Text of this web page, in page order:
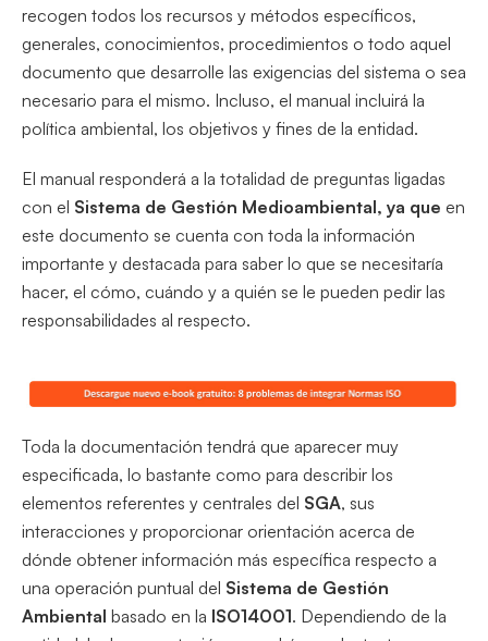
recogen todos los recursos y métodos específicos,
generales, conocimientos, procedimientos o todo aquel
documento que desarrolle las exigencias del sistema o sea
necesario para el mismo. Incluso, el manual incluirá la
política ambiental, los objetivos y fines de la entidad.
El manual responderá a la totalidad de preguntas ligadas
con el Sistema de Gestión Medioambiental, ya que en
este documento se cuenta con toda la información
importante y destacada para saber lo que se necesitaría
hacer, el cómo, cuándo y a quién se le pueden pedir las
responsabilidades al respecto.
Toda la documentación tendrá que aparecer muy
especificada, lo bastante como para describir los
elementos referentes y centrales del SGA, sus
interacciones y proporcionar orientación acerca de
dónde obtener información más específica respecto a
una operación puntual del Sistema de Gestión
Ambiental basado en la ISO14001. Dependiendo de la